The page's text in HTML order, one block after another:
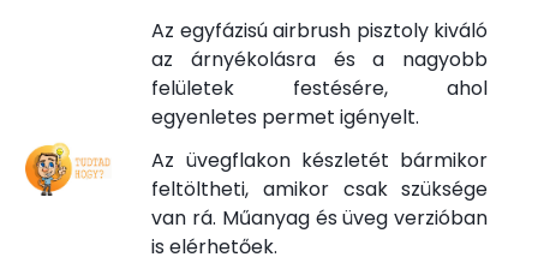
Az egyfázisú airbrush pisztoly kiváló
az árnyékolásra és a nagyobb
felületek festésére, ahol
egyenletes permet igényelt.
Az üvegflakon készletét bármikor
feltöltheti, amikor csak szüksége
van rá. Műanyag és üveg verzióban
is elérhetőek.